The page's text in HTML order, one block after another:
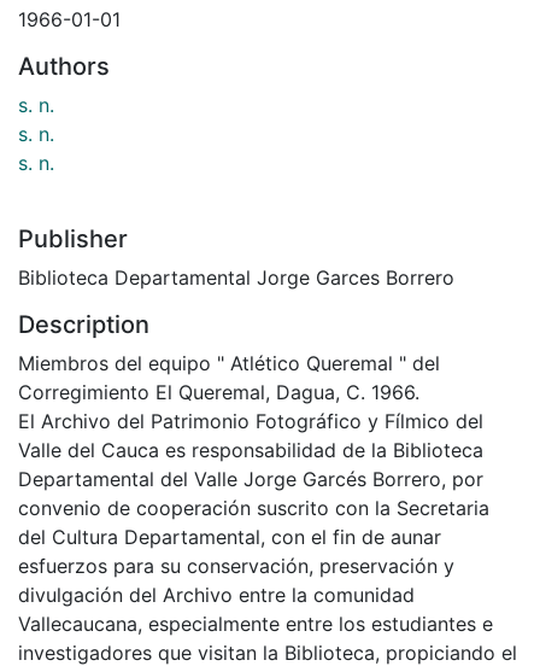
1966-01-01
Authors
s. n.
s. n.
s. n.
Publisher
Biblioteca Departamental Jorge Garces Borrero
Description
Miembros del equipo " Atlético Queremal " del
Corregimiento El Queremal, Dagua, C. 1966.
El Archivo del Patrimonio Fotográfico y Fílmico del
Valle del Cauca es responsabilidad de la Biblioteca
Departamental del Valle Jorge Garcés Borrero, por
convenio de cooperación suscrito con la Secretaria
del Cultura Departamental, con el fin de aunar
esfuerzos para su conservación, preservación y
divulgación del Archivo entre la comunidad
Vallecaucana, especialmente entre los estudiantes e
investigadores que visitan la Biblioteca, propiciando el